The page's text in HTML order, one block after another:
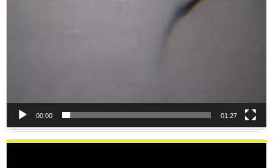
00:00 01:27